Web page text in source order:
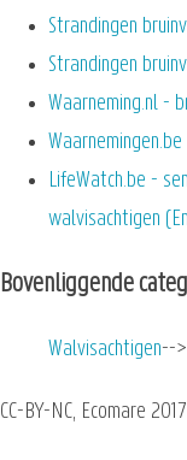
Strandingen
Strandingen
Waarneming.nl -
LifeWatch.be -
walvisachtigen
Bovenliggende
Walvisachtigen
CC-BY-NC, Ecomare